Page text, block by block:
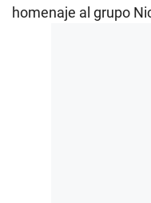
homenaje al grupo